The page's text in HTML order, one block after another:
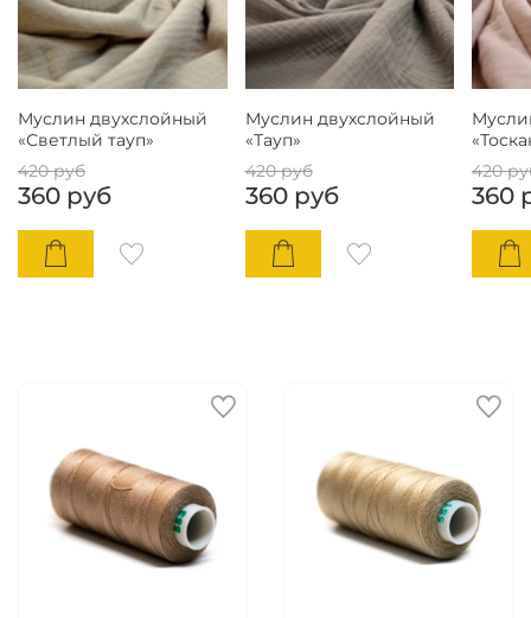
Муслин двухслойный
«Светлый тауп»
420 руб
360 руб
Муслин двухслойный
«Тауп»
420 руб
360 руб
420
360